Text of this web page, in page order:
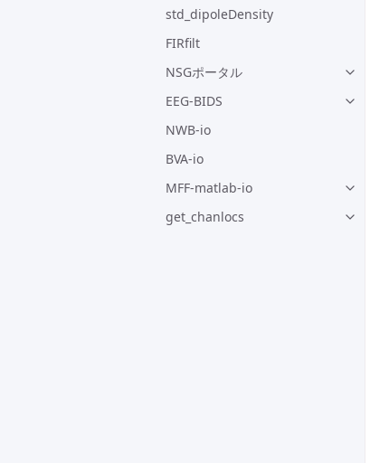
std_dipoleDensity
FIRfilt
NSGポータル
EEG-BIDS
NWB-io
BVA-io
MFF-matlab-io
get_chanlocs